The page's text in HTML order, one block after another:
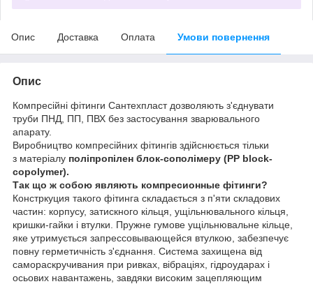
Опис Доставка Оплата Умови повернення
Опис
Компресійні фітинги Сантехпласт дозволяють з'єднувати
труби ПНД, ПП, ПВХ без застосування зварювального
апарату.
Виробництво компресійних фітингів здійснюється тільки
з матеріалу поліпропілен блок-сополімеру (PP block-
copolymer).
Так що ж собою являють компресионные фітинги?
Констркуция такого фітинга складається з п'яти складових
частин: корпусу, затискного кільця, ущільнювального кільця,
кришки-гайки і втулки. Пружне гумове ущільнювальне кільце,
яке утримується запрессовывающейся втулкою, забезпечує
повну герметичність з'єднання. Система захищена від
самораскручивания при ривках, вібраціях, гідроударах і
осьових навантажень, завдяки високим зацепляющим